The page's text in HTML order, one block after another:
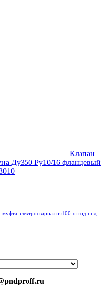
Клапан
Ду350 Ру10/16 фланцевый
муфта электросварная пэ100 отвод пнд